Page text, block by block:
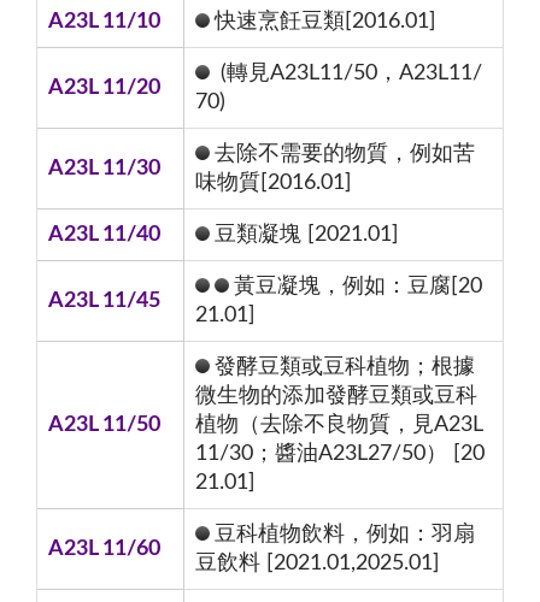
A23L 11/10 快速烹飪豆類[2016.01]
A23L 11/20
(轉見A23L11/50，A23L11/
70)
A23L 11/30
去除不需要的物質，例如苦
味物質[2016.01]
A23L 11/40 豆類凝塊 [2021.01]
A23L 11/45
黃豆凝塊，例如：豆腐[20
21.01]
A23L 11/50
發酵豆類或豆科植物；根據
微生物的添加發酵豆類或豆科
植物（去除不良物質，見A23L
11/30；醬油A23L27/50） [20
21.01]
A23L 11/60
豆科植物飲料，例如：羽扇
豆飲料 [2021.01,2025.01]